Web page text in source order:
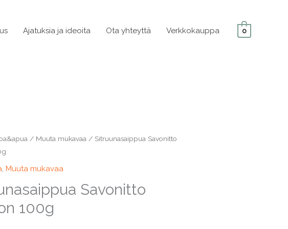
Ajatuksia ja ideoita Ota yhteyttä Verkkokauppa 0
/ Muuta mukavaa / Sitruunasaippua Savonitto
, Muuta mukavaa
Savonitto
100g